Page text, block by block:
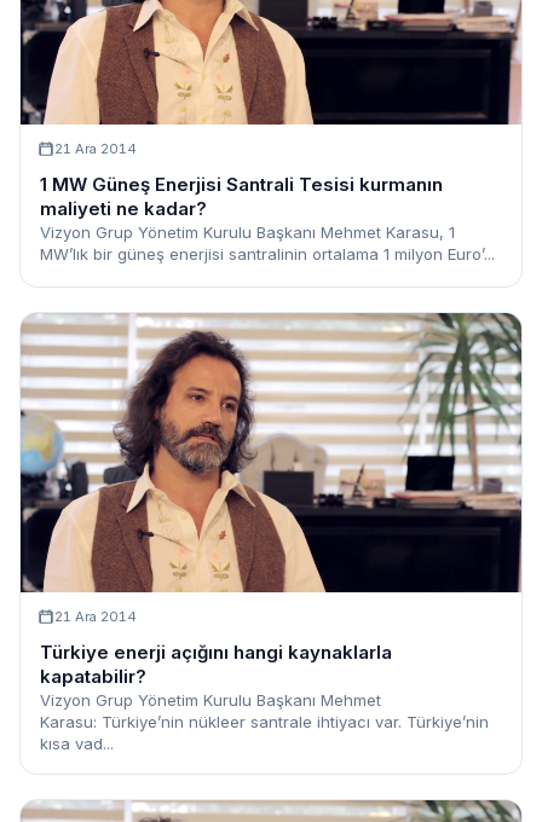
21 Ara 2014
1 MW Güneş Enerjisi Santrali Tesisi kurmanın
maliyeti ne kadar?
Vizyon Grup Yönetim Kurulu Başkanı Mehmet Karasu, 1
MW’lık bir güneş enerjisi santralinin ortalama 1 milyon Euro’...
21 Ara 2014
Türkiye enerji açığını hangi kaynaklarla
kapatabilir?
Vizyon Grup Yönetim Kurulu Başkanı Mehmet
Karasu: Türkiye’nin nükleer santrale ihtiyacı var. Türkiye’nin
kısa vad...